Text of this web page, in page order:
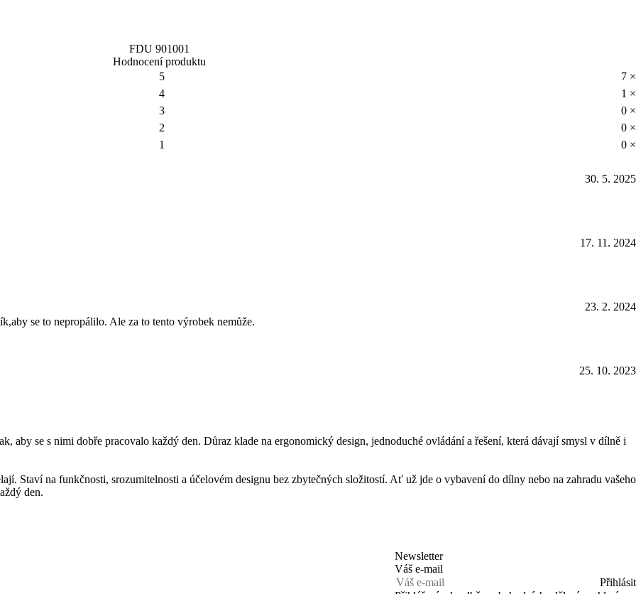
FDU 901001
Hodnocení produktu
5
7 ×
4
1 ×
3
0 ×
2
0 ×
1
0 ×
30. 5. 2025
17. 11. 2024
23. 2. 2024
se to nepropálilo. Ale za to tento výrobek nemůže.
25. 10. 2023
aby se s nimi dobře pracovalo každý den. Důraz klade na ergonomický design, jednoduché ovládání a řešení, která dávají smysl v dílně i
Staví na funkčnosti, srozumitelnosti a účelovém designu bez zbytečných složitostí. Ať už jde o vybavení do dílny nebo na zahradu vašeho
den.
Newsletter
Váš e-mail
Přihlásit